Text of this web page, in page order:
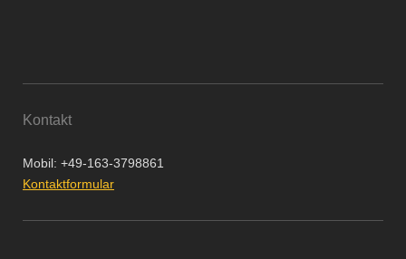
Kontakt
Mobil: +49-163-3798861
Kontaktformular